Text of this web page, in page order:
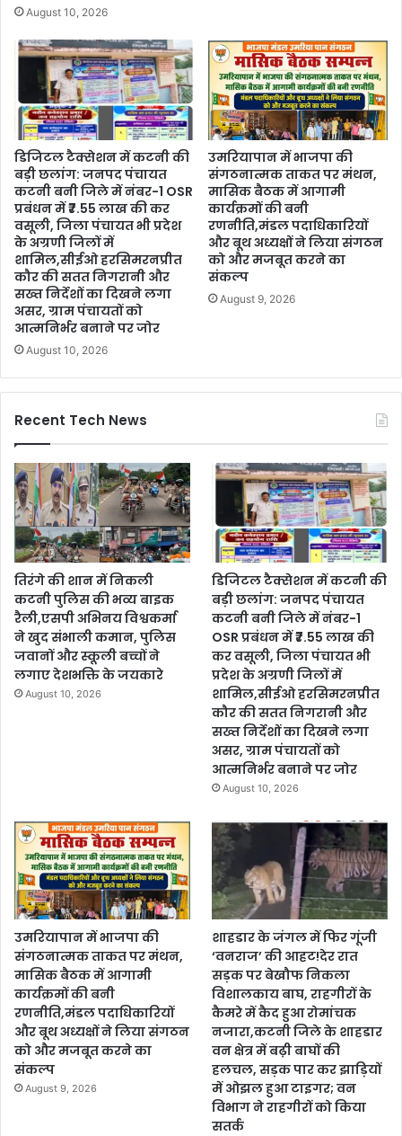
August 10, 2026
डिजिटल टैक्सेशन में कटनी की
बड़ी छलांग: जनपद पंचायत
कटनी बनी जिले में नंबर-1 OSR
प्रबंधन में ₹7.55 लाख की कर
वसूली, जिला पंचायत भी प्रदेश
के अग्रणी जिलों में
शामिल,सीईओ हरसिमरनप्रीत
कौर की सतत निगरानी और
सख्त निर्देशों का दिखने लगा
असर, ग्राम पंचायतों को
आत्मनिर्भर बनाने पर जोर
August 10, 2026
उमरियापान में भाजपा की
संगठनात्मक ताकत पर मंथन,
मासिक बैठक में आगामी
कार्यक्रमों की बनी
रणनीति,मंडल पदाधिकारियों
और बूथ अध्यक्षों ने लिया संगठन
को और मजबूत करने का
संकल्प
August 9, 2026
Recent Tech News
तिरंगे की शान में निकली
कटनी पुलिस की भव्य बाइक
रैली,एसपी अभिनय विश्वकर्मा
ने खुद संभाली कमान, पुलिस
जवानों और स्कूली बच्चों ने
लगाए देशभक्ति के जयकारे
August 10, 2026
डिजिटल टैक्सेशन में कटनी की
बड़ी छलांग: जनपद पंचायत
कटनी बनी जिले में नंबर-1
OSR प्रबंधन में ₹7.55 लाख की
कर वसूली, जिला पंचायत भी
प्रदेश के अग्रणी जिलों में
शामिल,सीईओ हरसिमरनप्रीत
कौर की सतत निगरानी और
सख्त निर्देशों का दिखने लगा
असर, ग्राम पंचायतों को
आत्मनिर्भर बनाने पर जोर
August 10, 2026
उमरियापान में भाजपा की
संगठनात्मक ताकत पर मंथन,
मासिक बैठक में आगामी
कार्यक्रमों की बनी
रणनीति,मंडल पदाधिकारियों
और बूथ अध्यक्षों ने लिया संगठन
को और मजबूत करने का
संकल्प
August 9, 2026
शाहडार के जंगल में फिर गूंजी
‘वनराज’ की आहट!देर रात
सड़क पर बेखौफ निकला
विशालकाय बाघ, राहगीरों के
कैमरे में कैद हुआ रोमांचक
नजारा,कटनी जिले के शाहडार
वन क्षेत्र में बढ़ी बाघों की
हलचल, सड़क पार कर झाड़ियों
में ओझल हुआ टाइगर; वन
विभाग ने राहगीरों को किया
सतर्क